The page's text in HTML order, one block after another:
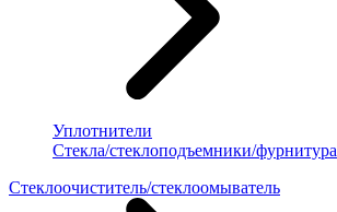
Уплотнители
Стекла/стеклоподъемники/фурнитура
Стеклоочиститель/стеклоомыватель